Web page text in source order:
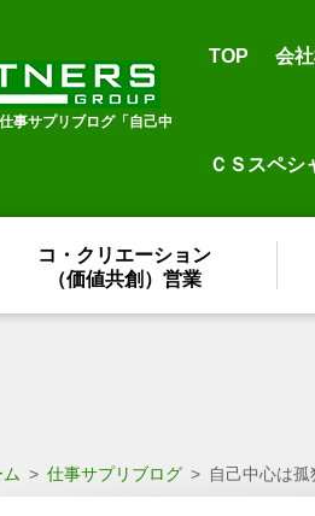
事サプリブログ「自己中
TOP 会
ＣＳスペシ
コ・クリエーション
（価値共創）営業
> 仕事サプリブログ > 自己中心は